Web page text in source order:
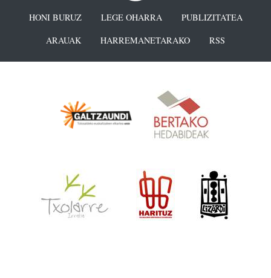
HONI BURUZ LEGE OHARRA
PUBLIZITATEA
ARAUAK
HARREMANETARAKO RSS